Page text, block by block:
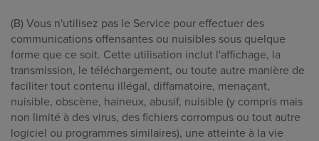
(B) Vous n'utilisez pas le Service pour effectuer des
communications offensantes ou nuisibles sous quelque
forme que ce soit. Cette utilisation inclut l'affichage, la
transmission, le téléchargement, ou toute autre manière de
faciliter tout contenu illégal, diffamatoire, menaçant,
nuisible, obscène, haineux, abusif, nuisible (y compris mais
non limité à des virus, des fichiers corrompus ou tout autre
logiciel ou programmes similaires), une atteinte à la vie